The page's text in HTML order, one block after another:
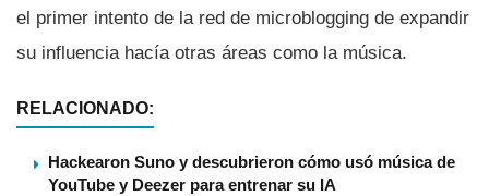
el primer intento de la red de microblogging de expandir
su influencia hací­a otras áreas como la música.
RELACIONADO:
Hackearon Suno y descubrieron cómo usó música de
YouTube y Deezer para entrenar su IA